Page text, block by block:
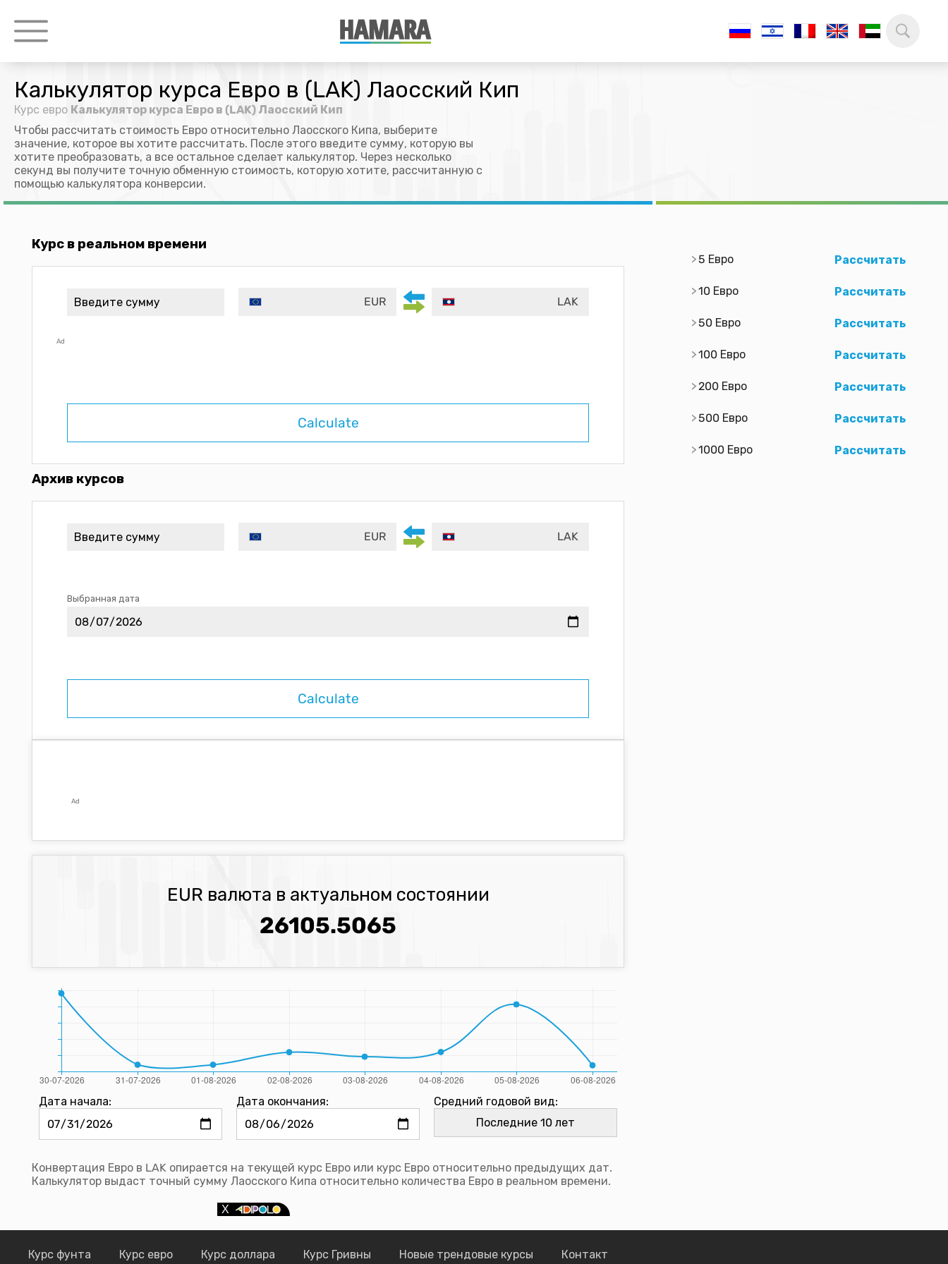
Калькулятор курса Евро в (LAK) Лаосский Кип
Курс евро Калькулятор курса Евро в (LAK) Лаосский Кип
Чтобы рассчитать стоимость Евро относительно Лаосского Кипа, выберите
значение, которое вы хотите рассчитать. После этого введите сумму, которую вы
хотите преобразовать, а все остальное сделает калькулятор. Через несколько
секунд вы получите точную обменную стоимость, которую хотите, рассчитанную с
помощью калькулятора конверсии.
Курс в реальном времени
EUR LAK
Ad
Calculate
Архив курсов
EUR LAK
Выбранная дата
Ad
EUR валюта в актуальном состоянии
26105.5065
Дата начала: Дата окончания: Средний годовой вид:
Конвертация Евро в LAK опирается на текущей курс Евро или курс Евро относительно предыдущих дат.
Калькулятор выдаст точный сумму Лаосского Кипа относительно количества Евро в реальном времени.
5 Евро Рассчитать
10 Евро Рассчитать
50 Евро Рассчитать
100 Евро Рассчитать
200 Евро Рассчитать
500 Евро Рассчитать
1000 Евро Рассчитать
Курс фунта Курс евро Курс доллара Курс Гривны Новые трендовые курсы Контакт